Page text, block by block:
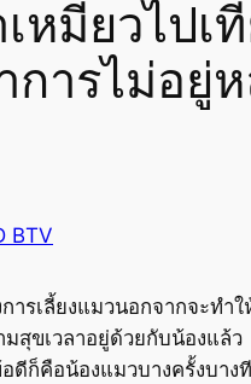
เหมียวไปเ
การไม่อยู่ห
BTV
ารเลี้ยงแมวนอกจากจะทำใ
มสุขเวลาอยู่ด้วยกับน้องแล้ว
ดีก็คือน้องแมวบางครั้งบางที